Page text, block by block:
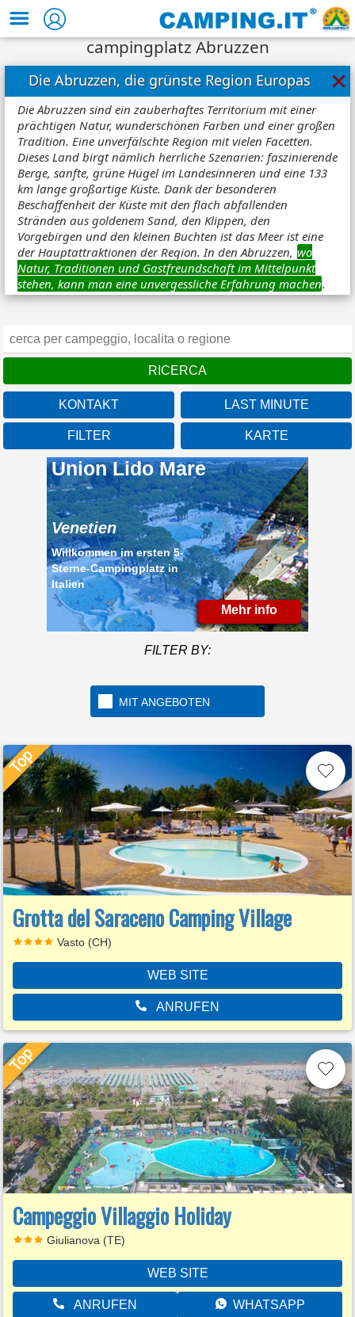
campingplatz Abruzzen
Die Abruzzen, die grünste Region Europas ×
Die Abruzzen sind ein zauberhaftes Territorium mit einer
prächtigen Natur, wunderschönen Farben und einer großen
Tradition. Eine unverfälschte Region mit vielen Facetten.
Dieses Land birgt nämlich herrliche Szenarien: faszinierende
Berge, sanfte, grüne Hügel im Landesinneren und eine 133
km lange großartige Küste. Dank der besonderen
Beschaffenheit der Küste mit den flach abfallenden
Stränden aus goldenem Sand, den Klippen, den
Vorgebirgen und den kleinen Buchten ist das Meer ist eine
der Hauptattraktionen der Region. In den Abruzzen, wo
Natur, Traditionen und Gastfreundschaft im Mittelpunkt
stehen, kann man eine unvergessliche Erfahrung machen.
KONTAKT LAST MINUTE
FILTER KARTE
Union Lido Mare
Venetien
Willkommen im ersten 5-
Sterne-Campingplatz in
Italien
Mehr info
FILTER BY:
MIT ANGEBOTEN
Grotta del Saraceno Camping Village
Vasto (CH)
WEB SITE
ANRUFEN
Campeggio Villaggio Holiday
Giulianova (TE)
WEB SITE
ANRUFEN WHATSAPP